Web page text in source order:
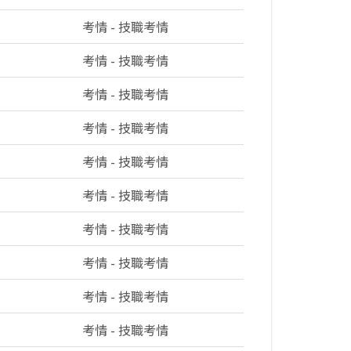
考情 - 技職考情
考情 - 技職考情
考情 - 技職考情
考情 - 技職考情
考情 - 技職考情
考情 - 技職考情
考情 - 技職考情
考情 - 技職考情
考情 - 技職考情
考情 - 技職考情